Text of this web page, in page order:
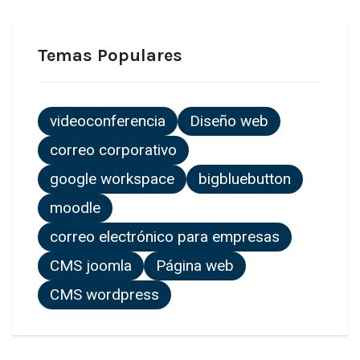
Temas Populares
videoconferencia
Diseño web
correo corporativo
google workspace
bigbluebutton
moodle
correo electrónico para empresas
CMS joomla
Página web
CMS wordpress